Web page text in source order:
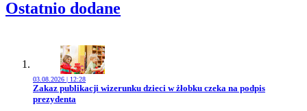
Ostatnio dodane
03.08.2026 | 12:28
Przejdź do artykułu:
Zakaz publikacji wizerunku dzieci w żłobku czeka na podpis
prezydenta